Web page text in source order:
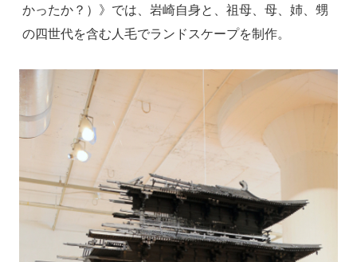
かったか？）》では、岩崎自身と、祖母、母、姉、甥
の四世代を含む人毛でランドスケープを制作。